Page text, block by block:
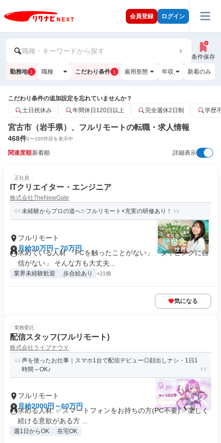
会員登録 ログイン
職種・キーワードから探す
条件保存
勤務地 1 職種 こだわり条件 1 雇用形態 年収 新着のみ
こだわり条件の追加設定を忘れていませんか？
土日祝休み
年間休日120日以上 完全週休2日制 学歴
宮古市（岩手県）、フルリモートの転職・求人情報
468件1〜100件目を表示中
関連度順新着順 詳細表示
正社員
ITクリエイター・エンジニア
株式会社TheNewGate
未経験からプロの道へ✨フルリモート×充実の研修あり！
フルリモート
月給30万円～70万円
求めている人材 「PCを触ったことがない」「タイピングに自
信がない」 そんな方も大丈夫...
業界未経験歓迎 歩合給あり +21個
気になる
業務委託
配信スタッフ(フルリモート)
株式会社ライブナウＶ
声を使ったお仕事｜スマホ1台で配信デビュー◎顔出しナシ・1日1
時間～OK♪
フルリモート
月給2000円～60万円
求める人材: ✅スマートフォンをお持ちの方(PC不要) ✅楽しく
続ける意欲がある方 ...
週1日からOK 在宅OK